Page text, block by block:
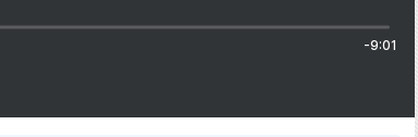
-9:01